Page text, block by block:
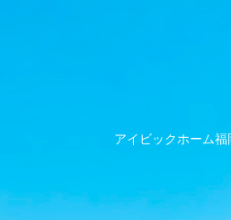
アイビックホーム